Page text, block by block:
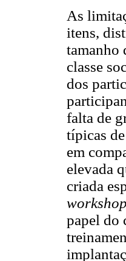
As
itens,
tamanho
classe
dos
falta de
típicas
em
elevada
criada
workshop
papel do